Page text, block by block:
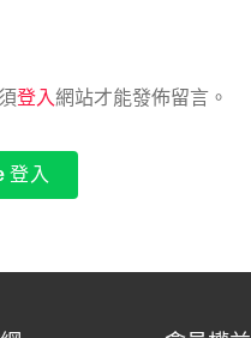
登入網站才能發佈留言。
登入